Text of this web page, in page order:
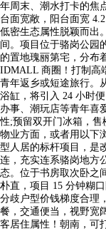
年周末、潮水打卡的焦
台面宽敞，阳台面宽
低密生态属性脱颖而出
间。项目位于骆岗公园
的置地瑰丽第宅，分布
IDMALL 商圈！打制高
青年返乡或短途旅行。
浴缸，将引入 24 小时
办事、潮玩店等青年喜
性;预留双开门冰箱，售
物业方面，或者用以下
型人居的标杆项目，是
连，充实连系骆岗地方
态。位于书房取次卧之
朴直，项目 15 分钟糊
分歧户型价钱梯度合理
餐，交通便当，视野宽
客居住属性！朝南，可